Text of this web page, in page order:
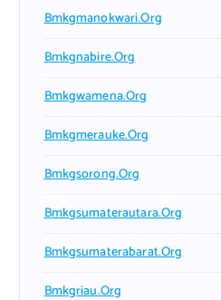
Bmkgmanokwari.org
Bmkgnabire.org
Bmkgwamena.org
Bmkgmerauke.org
Bmkgsorong.org
Bmkgsumaterautara.org
Bmkgsumaterabarat.org
Bmkgriau.org